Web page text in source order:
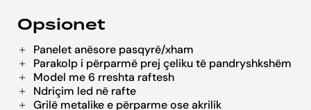
Opsionet
Panelet anësore pasqyrë/xham
Parakolp i përparmë prej çeliku të pandryshkshëm
Model me 6 rreshta raftesh
Ndriçim led në rafte
Grilë metalike e përparme ose akrilik